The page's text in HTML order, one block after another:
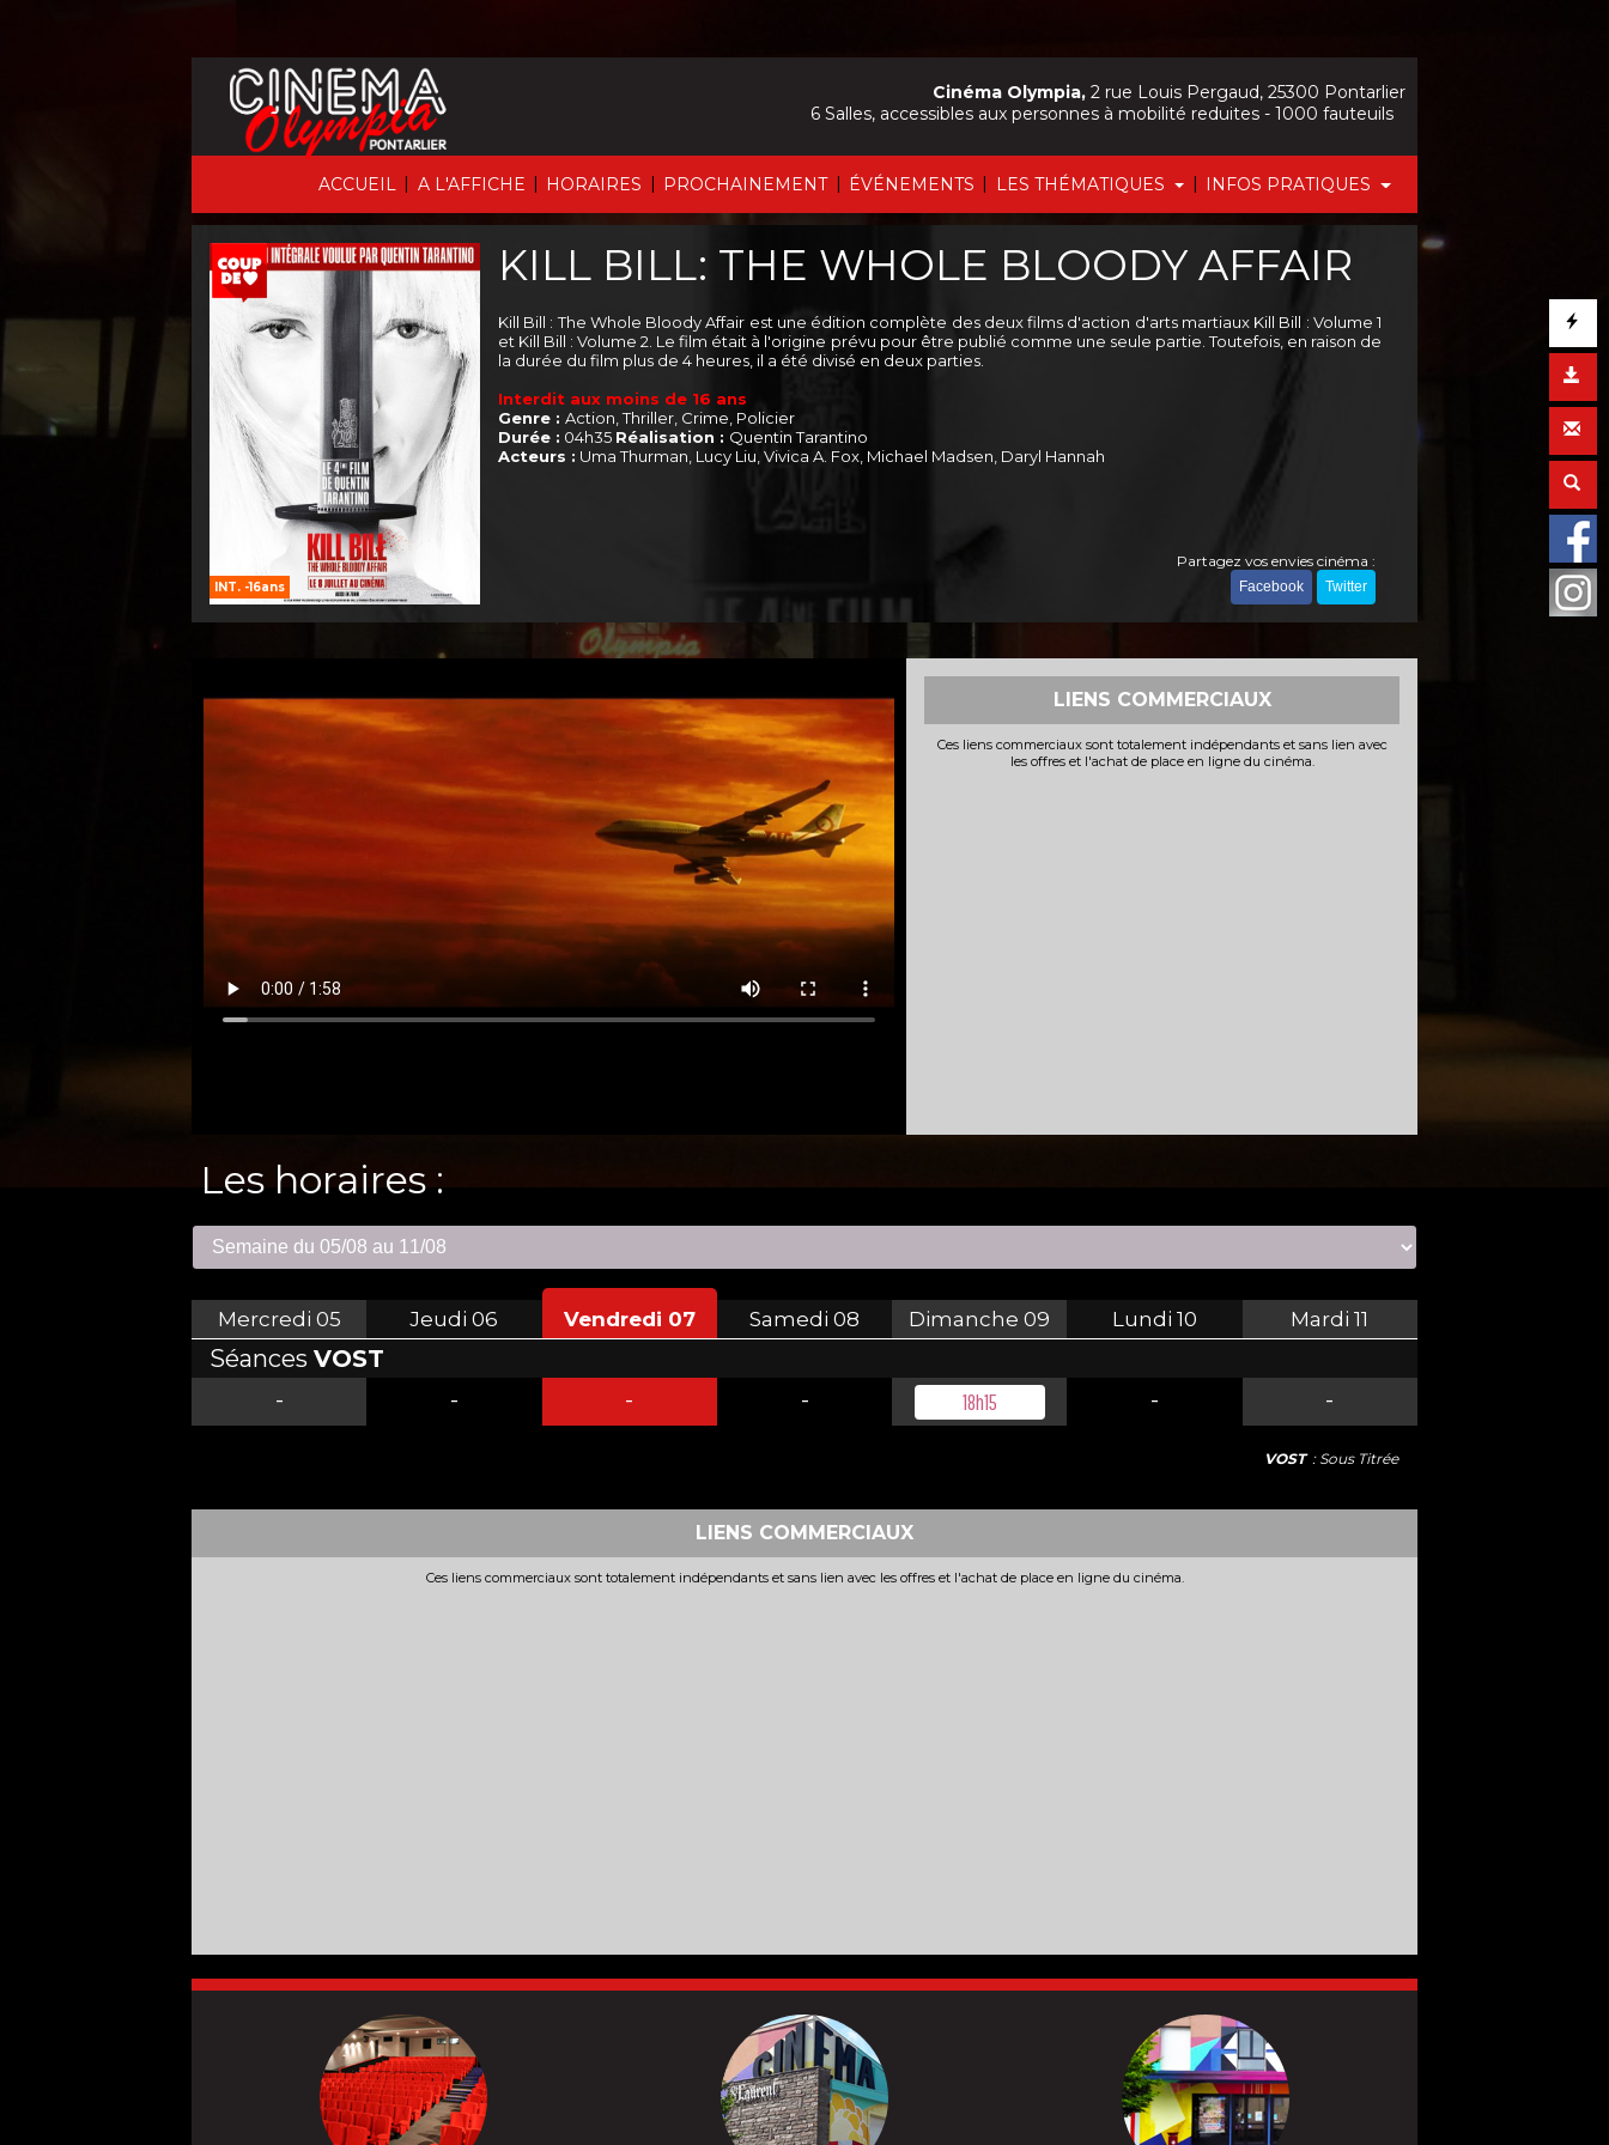
ACCUEIL | A L'AFFICHE | HORAIRES | PROCHAINEMENT | ÉVÉNEMENTS | LES THÉMATIQUES | INFOS PRATIQUES
Cinéma Olympia, 2 rue Louis Pergaud, 25300 Pontarlier
6 Salles, accessibles aux personnes à mobilité reduites - 1000 fauteuils
INT. -16ans
KILL BILL: THE WHOLE BLOODY AFFAIR
Kill Bill : The Whole Bloody Affair est une édition complète des deux films d'action d'arts martiaux Kill Bill : Volume 1
et Kill Bill : Volume 2. Le film était à l'origine prévu pour être publié comme une seule partie. Toutefois, en raison de
la durée du film plus de 4 heures, il a été divisé en deux parties.
Interdit aux moins de 16 ans
Genre : Action, Thriller, Crime, Policier
Durée : 04h35 Réalisation : Quentin Tarantino
Acteurs : Uma Thurman, Lucy Liu, Vivica A. Fox, Michael Madsen, Daryl Hannah
Partagez vos envies cinéma :
Facebook Twitter
LIENS COMMERCIAUX
Ces liens commerciaux sont totalement indépendants et sans lien avec
les offres et l'achat de place en ligne du cinéma.
Les horaires :
Mercredi 05 Jeudi 06 Vendredi 07 Samedi 08 Dimanche 09 Lundi 10 Mardi 11
Séances VOST
-
- - - 18h15 - -
VOST : Sous Titrée
LIENS COMMERCIAUX
Ces liens commerciaux sont totalement indépendants et sans lien avec les offres et l'achat de place en ligne du cinéma.